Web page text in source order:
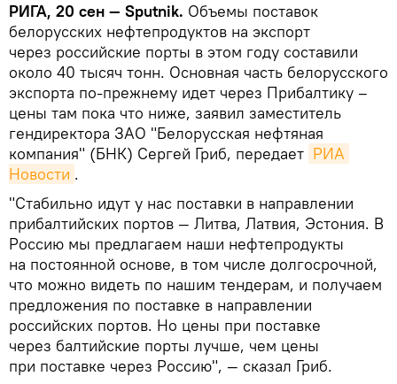
РИГА, 20 сен — Sputnik. Объемы поставок
белорусских нефтепродуктов на экспорт
через российские порты в этом году составили
около 40 тысяч тонн. Основная часть белорусского
экспорта по-прежнему идет через Прибалтику –
цены там пока что ниже, заявил заместитель
гендиректора ЗАО "Белорусская нефтяная
компания" (БНК) Сергей Гриб, передает РИА
Новости .
"Стабильно идут у нас поставки в направлении
прибалтийских портов — Литва, Латвия, Эстония. В
Россию мы предлагаем наши нефтепродукты
на постоянной основе, в том числе долгосрочной,
что можно видеть по нашим тендерам, и получаем
предложения по поставке в направлении
российских портов. Но цены при поставке
через балтийские порты лучше, чем цены
при поставке через Россию", — сказал Гриб.